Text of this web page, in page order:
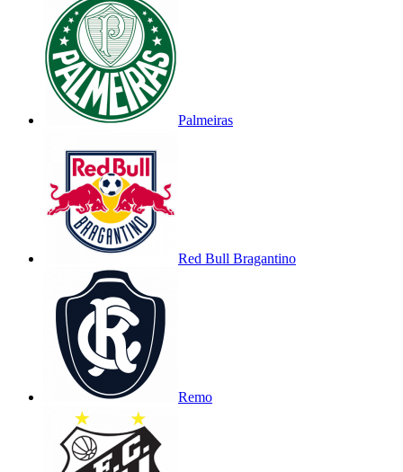
Palmeiras
Red Bull Bragantino
Remo